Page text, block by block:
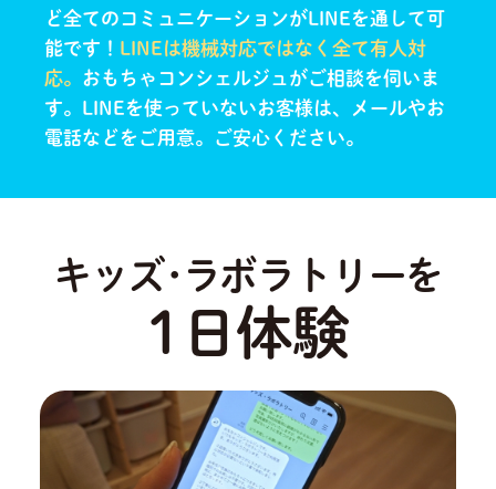
ど全てのコミュニケーションがLINEを通して可
能です！ LINEは機械対応ではなく全て有人対
応。 おもちゃコンシェルジュがご相談を伺いま
す。 LINEを使っていないお客様は、メールやお
電話などをご用意。ご安心ください。
キッズ･ラボラトリーを
1日体験